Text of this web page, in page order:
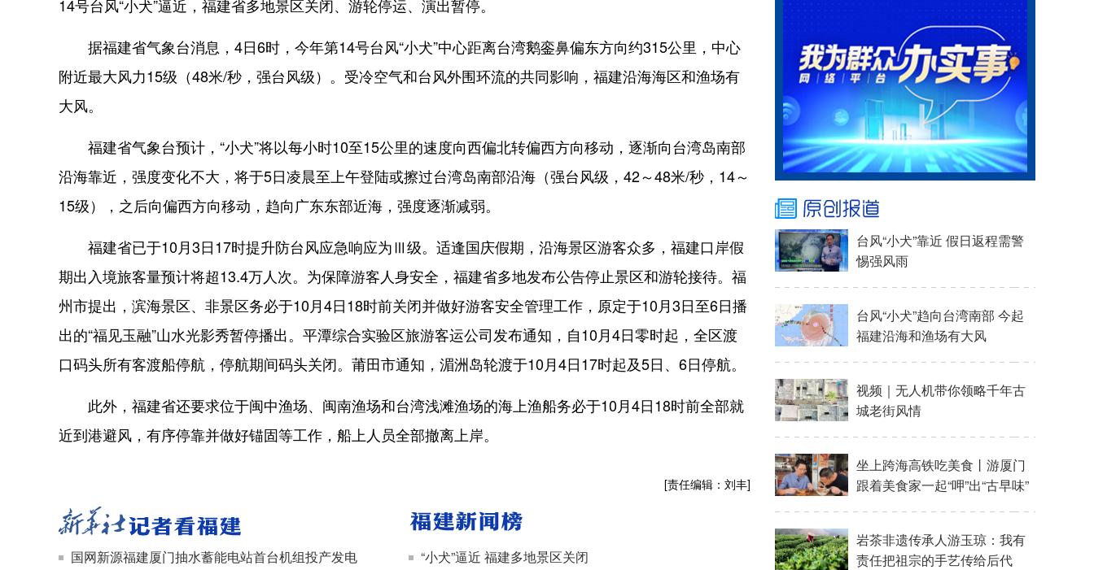
14号台风“小犬”逼近，福建省多地景区关闭、游轮停运、演出暂停。
据福建省气象台消息，4日6时，今年第14号台风“小犬”中心距离台湾鹅銮鼻偏东方向约315公里，中心
附近最大风力15级（48米/秒，强台风级）。受冷空气和台风外围环流的共同影响，福建沿海海区和渔场有
大风。
福建省气象台预计，“小犬”将以每小时10至15公里的速度向西偏北转偏西方向移动，逐渐向台湾岛南部
沿海靠近，强度变化不大，将于5日凌晨至上午登陆或擦过台湾岛南部沿海（强台风级，42～48米/秒，14～
15级），之后向偏西方向移动，趋向广东东部近海，强度逐渐减弱。
福建省已于10月3日17时提升防台风应急响应为Ⅲ级。适逢国庆假期，沿海景区游客众多，福建口岸假
期出入境旅客量预计将超13.4万人次。为保障游客人身安全，福建省多地发布公告停止景区和游轮接待。福
州市提出，滨海景区、非景区务必于10月4日18时前关闭并做好游客安全管理工作，原定于10月3日至6日播
出的“福见玉融”山水光影秀暂停播出。平潭综合实验区旅游客运公司发布通知，自10月4日零时起，全区渡
口码头所有客渡船停航，停航期间码头关闭。莆田市通知，湄洲岛轮渡于10月4日17时起及5日、6日停航。
此外，福建省还要求位于闽中渔场、闽南渔场和台湾浅滩渔场的海上渔船务必于10月4日18时前全部就
近到港避风，有序停靠并做好锚固等工作，船上人员全部撤离上岸。
[责任编辑：刘丰]
国网新源福建厦门抽水蓄能电站首台机组投产发电
“小犬”逼近 福建多地景区关闭
台风“小犬”靠近 假日返程需警
惕强风雨
台风“小犬”趋向台湾南部 今起
福建沿海和渔场有大风
视频｜无人机带你领略千年古
城老街风情
坐上跨海高铁吃美食丨游厦门
跟着美食家一起“呷”出“古早味”
岩茶非遗传承人游玉琼：我有
责任把祖宗的手艺传给后代